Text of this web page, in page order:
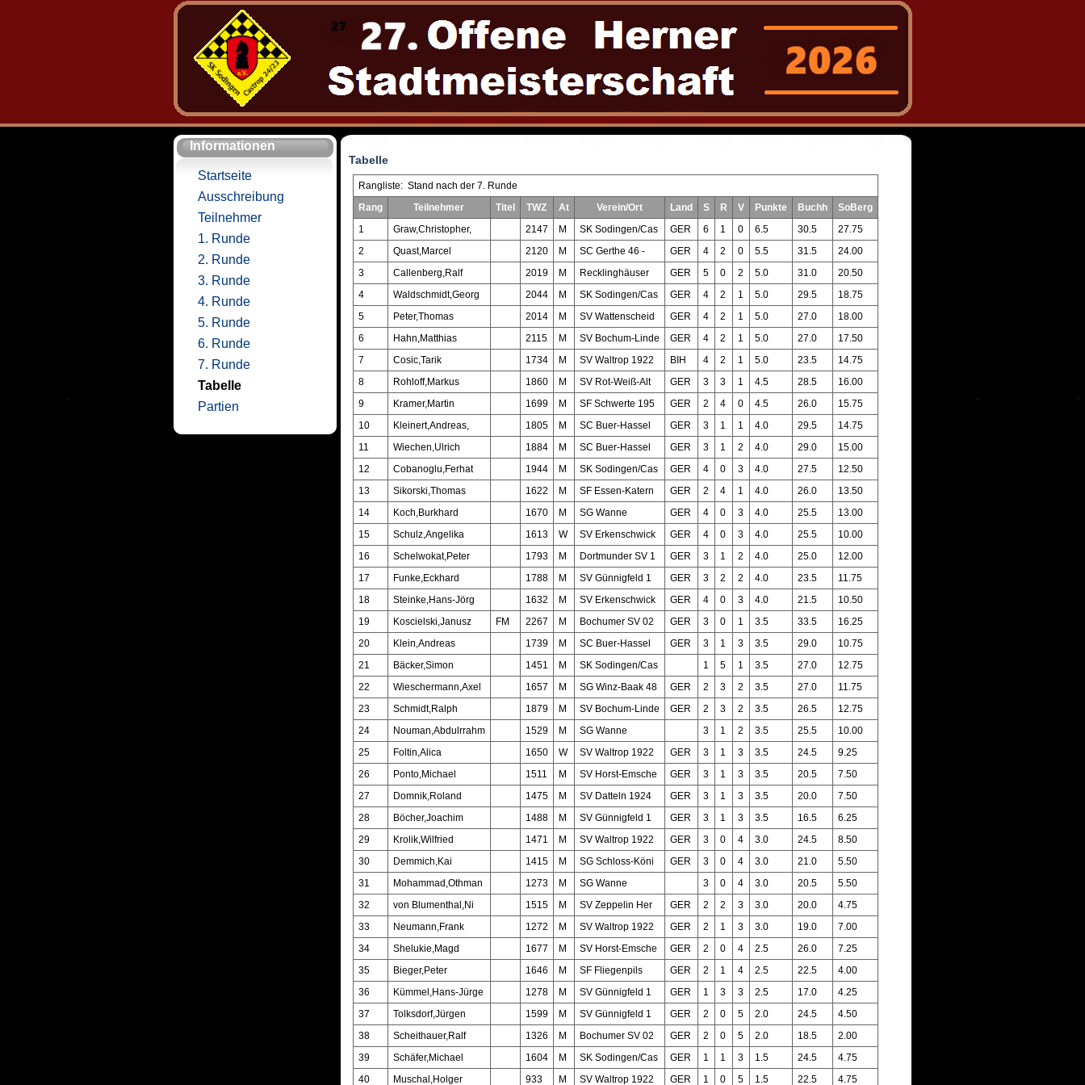
Informationen
Startseite
Ausschreibung
Teilnehmer
1. Runde
2. Runde
3. Runde
4. Runde
5. Runde
6. Runde
7. Runde
Tabelle
Partien
Tabelle
Rangliste: Stand nach der 7. Runde
Rang
Teilnehmer Titel TWZ At Verein/Ort Land S R V Punkte Buchh
SoBerg
1
Graw,Christopher, 2147 M SK Sodingen/Cas GER 6 1 0 6.5 30.5
27.75
2
Quast,Marcel 2120 M SC Gerthe 46 - GER 4 2 0 5.5 31.5
24.00
3
Callenberg,Ralf 2019 M Recklinghäuser GER 5 0 2 5.0 31.0
20.50
4
Waldschmidt,Georg 2044 M SK Sodingen/Cas GER 4 2 1 5.0 29.5
18.75
5
Peter,Thomas 2014 M SV Wattenscheid GER 4 2 1 5.0 27.0
18.00
6
Hahn,Matthias 2115 M SV Bochum-Linde GER 4 2 1 5.0 27.0
17.50
7
Cosic,Tarik 1734 M SV Waltrop 1922 BIH 4 2 1 5.0 23.5
14.75
8
Rohloff,Markus 1860 M SV Rot-Weiß-Alt GER 3 3 1 4.5 28.5
16.00
9
Kramer,Martin 1699 M SF Schwerte 195 GER 2 4 0 4.5 26.0
15.75
10
Kleinert,Andreas, 1805 M SC Buer-Hassel GER 3 1 1 4.0 29.5
14.75
11
Wiechen,Ulrich 1884 M SC Buer-Hassel GER 3 1 2 4.0 29.0
15.00
12
Cobanoglu,Ferhat 1944 M SK Sodingen/Cas GER 4 0 3 4.0 27.5
12.50
13
Sikorski,Thomas 1622 M SF Essen-Katern GER 2 4 1 4.0 26.0
13.50
14
Koch,Burkhard 1670 M SG Wanne GER 4 0 3 4.0 25.5
13.00
15
Schulz,Angelika 1613 W SV Erkenschwick GER 4 0 3 4.0 25.5
10.00
16
Schelwokat,Peter 1793 M Dortmunder SV 1 GER 3 1 2 4.0 25.0
12.00
17
Funke,Eckhard 1788 M SV Günnigfeld 1 GER 3 2 2 4.0 23.5
11.75
18
Steinke,Hans-Jörg 1632 M SV Erkenschwick GER 4 0 3 4.0 21.5
10.50
19
Koscielski,Janusz FM 2267 M Bochumer SV 02 GER 3 0 1 3.5 33.5
16.25
20
Klein,Andreas 1739 M SC Buer-Hassel GER 3 1 3 3.5 29.0
10.75
21
Bäcker,Simon 1451 M SK Sodingen/Cas 1 5 1 3.5 27.0
12.75
22
Wieschermann,Axel 1657 M SG Winz-Baak 48 GER 2 3 2 3.5 27.0
11.75
23
Schmidt,Ralph 1879 M SV Bochum-Linde GER 2 3 2 3.5 26.5
12.75
24
Nouman,Abdulrrahm 1529 M SG Wanne 3 1 2 3.5 25.5
10.00
25
Foltin,Alica 1650 W SV Waltrop 1922 GER 3 1 3 3.5 24.5
9.25
26
Ponto,Michael 1511 M SV Horst-Emsche GER 3 1 3 3.5 20.5
7.50
27
Domnik,Roland 1475 M SV Datteln 1924 GER 3 1 3 3.5 20.0
7.50
28
Böcher,Joachim 1488 M SV Günnigfeld 1 GER 3 1 3 3.5 16.5
6.25
29
Krolik,Wilfried 1471 M SV Waltrop 1922 GER 3 0 4 3.0 24.5
8.50
30
Demmich,Kai 1415 M SG Schloss-Köni GER 3 0 4 3.0 21.0
5.50
31
Mohammad,Othman 1273 M SG Wanne 3 0 4 3.0 20.5
5.50
32
von Blumenthal,Ni 1515 M SV Zeppelin Her GER 2 2 3 3.0 20.0
4.75
33
Neumann,Frank 1272 M SV Waltrop 1922 GER 2 1 3 3.0 19.0
7.00
34
Shelukie,Magd 1677 M SV Horst-Emsche GER 2 0 4 2.5 26.0
7.25
35
Bieger,Peter 1646 M SF Fliegenpils GER 2 1 4 2.5 22.5
4.00
36
Kümmel,Hans-Jürge 1278 M SV Günnigfeld 1 GER 1 3 3 2.5 17.0
4.25
37
Tolksdorf,Jürgen 1599 M SV Günnigfeld 1 GER 2 0 5 2.0 24.5
4.50
38
Scheithauer,Ralf 1326 M Bochumer SV 02 GER 2 0 5 2.0 18.5
2.00
39
Schäfer,Michael 1604 M SK Sodingen/Cas GER 1 1 3 1.5 24.5
4.75
40
Muschal,Holger 933 M SV Waltrop 1922 GER 1 0 5 1.5 22.5 4.75